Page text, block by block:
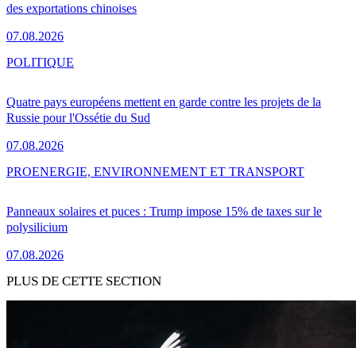
des exportations chinoises
07.08.2026
Quatre pays européens mettent en garde contre les projets de la
Russie pour l'Ossétie du Sud
07.08.2026
POLITIQUE
Panneaux solaires et puces : Trump impose 15% de taxes sur le
polysilicium
07.08.2026
PROENERGIE, ENVIRONNEMENT ET TRANSPORT
PLUS DE CETTE SECTION